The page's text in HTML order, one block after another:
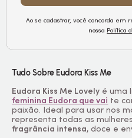
Ao se cadastrar, você concorda em
nossa Política
Tudo Sobre Eudora Kiss Me
Eudora Kiss Me Lovely é uma
feminina Eudora que vai te
paixão. Ideal para usar nos
representa todas as
fragrância intensa, doce e